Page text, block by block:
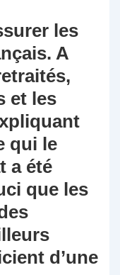
les
A
et les
qui le
a été
que les
d’une